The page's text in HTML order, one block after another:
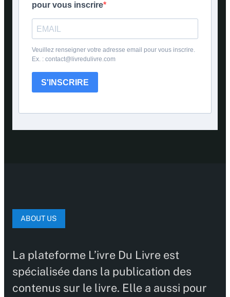
pour vous inscrire
Veuillez renseigner votre adresse email pour vous inscrire.
Ex. : contact@livredulivre.com
S'INSCRIRE
ABOUT US
La plateforme L’ivre Du Livre est
spécialisée dans la publication des
contenus sur le livre. Elle a aussi pour